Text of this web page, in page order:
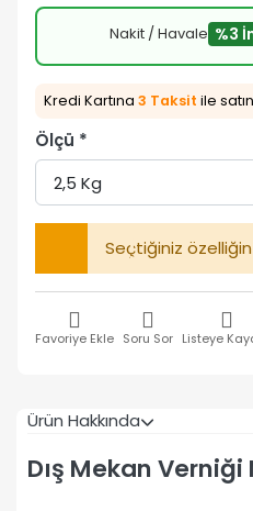
Nakit / Havale %3
Kredi Kartına 3 Taksit ile
Ölçü
Seçtiğiniz
Favoriye Ekle Soru Sor Listeye
Ürün Hakkında
Dış Mekan Verniği